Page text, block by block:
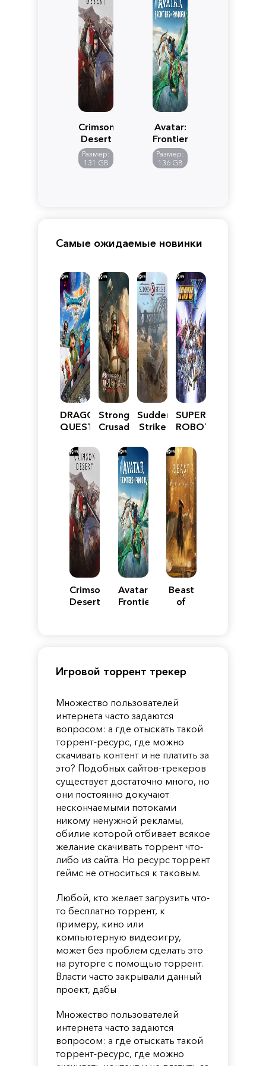
Crimson
Desert
Размер:
131 GB
Avatar:
Frontiers
of
Pandora
Размер:
136 GB
Самые ожидаемые новинки
DRAGON
QUEST
Reimagined
Stronghold
Crusader:
Edition
Sudden
Strike
SUPER
ROBOT
Y
Crimson
Desert
Avatar:
Frontiers
Beast
of
Игровой торрент трекер
Множество пользователей
интернета часто задаются
вопросом: а где отыскать такой
торрент-ресурс, где можно
скачивать контент и не платить за
это? Подобных сайтов-трекеров
существует достаточно много, но
они постоянно докучают
нескончаемыми потоками
никому ненужной рекламы,
обилие которой отбивает всякое
желание скачивать торрент что-
либо из сайта. Но ресурс торрент
геймс не относиться к таковым.
Любой, кто желает загрузить что-
то бесплатно торрент, к
примеру, кино или
компьютерную видеоигру,
может без проблем сделать это
на руторге с помощью торрент.
Власти часто закрывали данный
проект, дабы
Множество пользователей
интернета часто задаются
вопросом: а где отыскать такой
торрент-ресурс, где можно